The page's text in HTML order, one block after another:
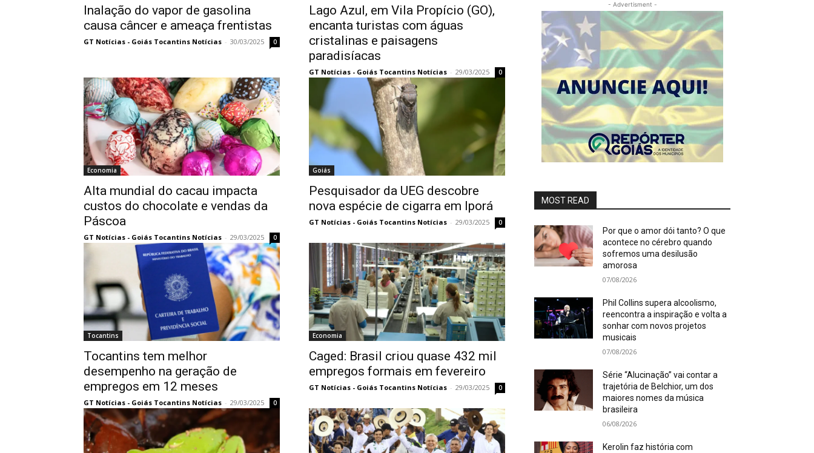
Inalação do vapor de gasolina
causa câncer e ameaça frentistas
GT Notícias - Goiás Tocantins Notícias - 30/03/2025 0
Lago Azul, em Vila Propício (GO),
encanta turistas com águas
cristalinas e paisagens
paradisíacas
GT Notícias - Goiás Tocantins Notícias - 29/03/2025 0
Economia
Alta mundial do cacau impacta
custos do chocolate e vendas da
Páscoa
GT Notícias - Goiás Tocantins Notícias - 29/03/2025 0
Goiás
Pesquisador da UEG descobre
nova espécie de cigarra em Iporá
GT Notícias - Goiás Tocantins Notícias - 29/03/2025 0
Tocantins
Tocantins tem melhor
desempenho na geração de
empregos em 12 meses
GT Notícias - Goiás Tocantins Notícias - 29/03/2025 0
Economia
Caged: Brasil criou quase 432 mil
empregos formais em fevereiro
GT Notícias - Goiás Tocantins Notícias - 29/03/2025 0
- Advertisment -
MOST READ
Por que o amor dói tanto? O que
acontece no cérebro quando
sofremos uma desilusão
amorosa
07/08/2026
Phil Collins supera alcoolismo,
reencontra a inspiração e volta a
sonhar com novos projetos
musicais
07/08/2026
Série “Alucinação” vai contar a
trajetória de Belchior, um dos
maiores nomes da música
brasileira
06/08/2026
Kerolin faz história com